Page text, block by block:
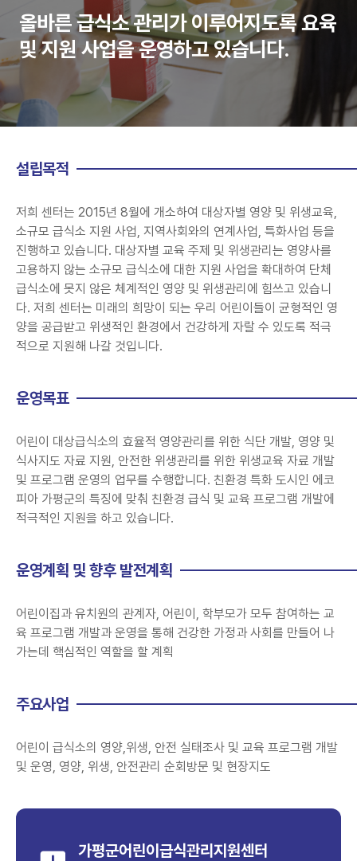
올바른 급식소 관리가 이루어지도록 요육
및 지원 사업을 운영하고 있습니다.
설립목적
저희 센터는 2015년 8월에 개소하여 대상자별 영양 및 위생교육,
소규모 급식소 지원 사업, 지역사회와의 연계사업, 특화사업 등을
진행하고 있습니다. 대상자별 교육 주제 및 위생관리는 영양사를
고용하지 않는 소규모 급식소에 대한 지원 사업을 확대하여 단체
급식소에 못지 않은 체계적인 영양 및 위생관리에 힘쓰고 있습니
다. 저희 센터는 미래의 희망이 되는 우리 어린이들이 균형적인 영
양을 공급받고 위생적인 환경에서 건강하게 자랄 수 있도록 적극
적으로 지원해 나갈 것입니다.
운영목표
어린이 대상급식소의 효율적 영양관리를 위한 식단 개발, 영양 및
식사지도 자료 지원, 안전한 위생관리를 위한 위생교육 자료 개발
및 프로그램 운영의 업무를 수행합니다. 친환경 특화 도시인 에코
피아 가평군의 특징에 맞춰 친환경 급식 및 교육 프로그램 개발에
적극적인 지원을 하고 있습니다.
운영계획 및 향후 발전계획
어린이집과 유치원의 관계자, 어린이, 학부모가 모두 참여하는 교
육 프로그램 개발과 운영을 통해 건강한 가정과 사회를 만들어 나
가는데 핵심적인 역할을 할 계획
주요사업
어린이 급식소의 영양,위생, 안전 실태조사 및 교육 프로그램 개발
및 운영, 영양, 위생, 안전관리 순회방문 및 현장지도
가평군어린이급식관리지원센터